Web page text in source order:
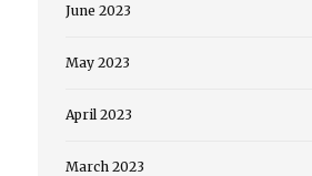
June 2023
May 2023
April 2023
March 2023